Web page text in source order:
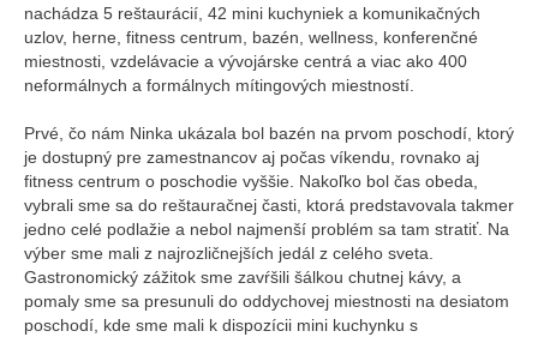
nachádza 5 reštaurácií, 42 mini kuchyniek a komunikačných
uzlov, herne, fitness centrum, bazén, wellness, konferenčné
miestnosti, vzdelávacie a vývojárske centrá a viac ako 400
neformálnych a formálnych mítingových miestností.
Prvé, čo nám Ninka ukázala bol bazén na prvom poschodí, ktorý
je dostupný pre zamestnancov aj počas víkendu, rovnako aj
fitness centrum o poschodie vyššie. Nakoľko bol čas obeda,
vybrali sme sa do reštauračnej časti, ktorá predstavovala takmer
jedno celé podlažie a nebol najmenší problém sa tam stratiť. Na
výber sme mali z najrozličnejších jedál z celého sveta.
Gastronomický zážitok sme zavŕšili šálkou chutnej kávy, a
pomaly sme sa presunuli do oddychovej miestnosti na desiatom
poschodí, kde sme mali k dispozícii mini kuchynku s